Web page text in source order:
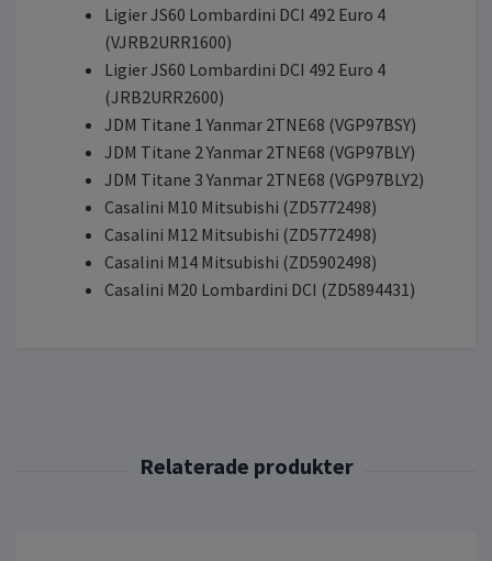
Ligier JS60 Lombardini DCI 492 Euro 4
(VJRB2URR1600)
Ligier JS60 Lombardini DCI 492 Euro 4
(JRB2URR2600)
JDM Titane 1 Yanmar 2TNE68 (VGP97BSY)
JDM Titane 2 Yanmar 2TNE68 (VGP97BLY)
JDM Titane 3 Yanmar 2TNE68 (VGP97BLY2)
Casalini M10 Mitsubishi (ZD5772498)
Casalini M12 Mitsubishi (ZD5772498)
Casalini M14 Mitsubishi (ZD5902498)
Casalini M20 Lombardini DCI (ZD5894431)